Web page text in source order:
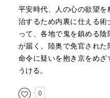
平安時代、人の心の欲望
治するため内裏に仕える術
って、各地で鬼を鎮める
が届く。陸奥で免官され
命令に疑いを抱き京をめ
うける。
0